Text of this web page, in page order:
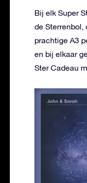
Bij elk Super
de Sterrenbol,
prachtige A3
en bij elkaar
Ster Cadeau